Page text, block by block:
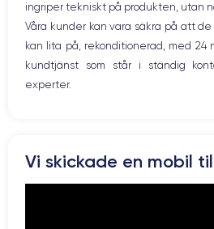
Résolution vidéo
4K - 3840 x 2160 px Oui,
Batterie
Pour découvrir en détail toutes
ingriper tekniskt på produkten, utan
Våra kunder kan vara säkra på att
kan lita på, rekonditionerad, med 24
kundtjänst som står i ständig
experter.
Vi skickade en mobil